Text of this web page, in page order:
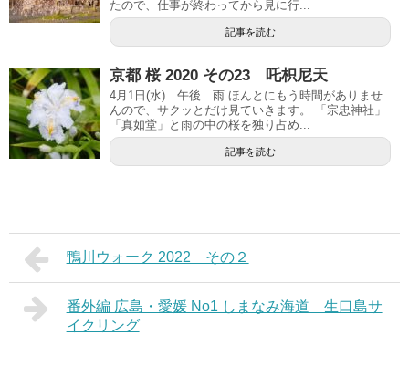
たので、仕事が終わってから見に行...
記事を読む
京都 桜 2020 その23 吒枳尼天
4月1日(水) 午後 雨 ほんとにもう時間がありませ
んので、サクッとだけ見ていきます。 「宗忠神社」
「真如堂」と雨の中の桜を独り占め...
記事を読む
鴨川ウォーク 2022 その２
番外編 広島・愛媛 No1 しまなみ海道 生口島サ
イクリング